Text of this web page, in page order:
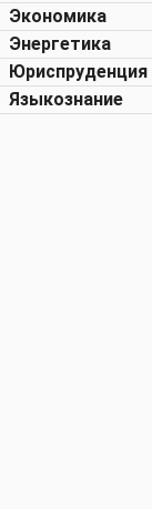
Экономика
Энергетика
Юриспруденция
Языкознание